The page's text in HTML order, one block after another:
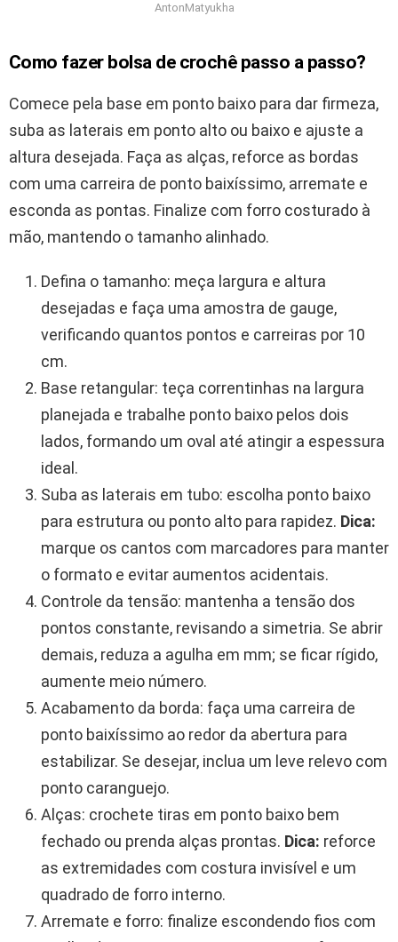
AntonMatyukha
Como fazer bolsa de crochê passo a passo?
Comece pela base em ponto baixo para dar firmeza,
suba as laterais em ponto alto ou baixo e ajuste a
altura desejada. Faça as alças, reforce as bordas
com uma carreira de ponto baixíssimo, arremate e
esconda as pontas. Finalize com forro costurado à
mão, mantendo o tamanho alinhado.
Defina o tamanho: meça largura e altura
desejadas e faça uma amostra de gauge,
verificando quantos pontos e carreiras por 10
cm.
Base retangular: teça correntinhas na largura
planejada e trabalhe ponto baixo pelos dois
lados, formando um oval até atingir a espessura
ideal.
Suba as laterais em tubo: escolha ponto baixo
para estrutura ou ponto alto para rapidez. Dica:
marque os cantos com marcadores para manter
o formato e evitar aumentos acidentais.
Controle da tensão: mantenha a tensão dos
pontos constante, revisando a simetria. Se abrir
demais, reduza a agulha em mm; se ficar rígido,
aumente meio número.
Acabamento da borda: faça uma carreira de
ponto baixíssimo ao redor da abertura para
estabilizar. Se desejar, inclua um leve relevo com
ponto caranguejo.
Alças: crochete tiras em ponto baixo bem
fechado ou prenda alças prontas. Dica: reforce
as extremidades com costura invisível e um
quadrado de forro interno.
Arremate e forro: finalize escondendo fios com